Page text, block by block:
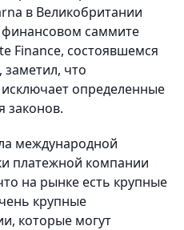
в Великобритании
саммите
Finance, состоявшемся
что
определенные
законов.
международной
платежной компании
на рынке есть крупные
крупные
которые могут